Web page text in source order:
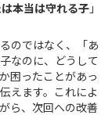
本当は守れる子 」
のではなく、「あ
なのに、どうして
困ったことがあっ
えます。これによ
ら、次回への改善